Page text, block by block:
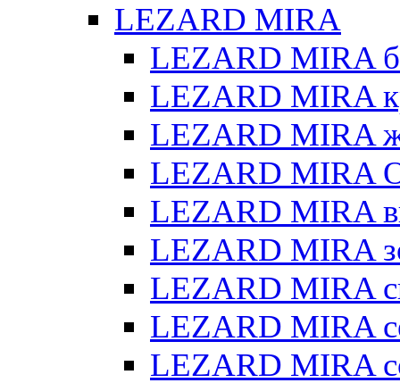
LEZARD MIRA
LEZARD MIRA
LEZARD MIRA
LEZARD MIRA
LEZARD MIRA
LEZARD MIRA
LEZARD MIRA
LEZARD MIRA
LEZARD MIRA
LEZARD MIRA